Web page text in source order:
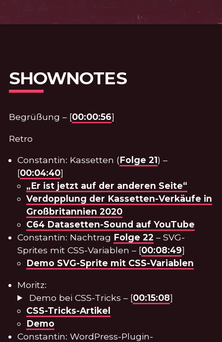
SHOWNOTES
Begrüßung – [00:00:56]
Retro
Constantin: Kassetten (Folge 21) –
[00:04:40]
„Er ist jetzt auf der anderen Seite“
Verdopplung der Kassetten-Verkäufe in
Großbritannien 2020
C64 Datasetten-Sound auf YouTube
Constantin: Nachtrag Folge 22 – SVG-
Sprites mit CSS-Variablen – [00:08:49]
Demo SVG-Sprite mit CSS-Variablen
Moritz:
Demo bei CSS-Tricks – [00:15:08]
CSS-Tricks-Artikel
Demo
Constantin: WordPress-Plugin-